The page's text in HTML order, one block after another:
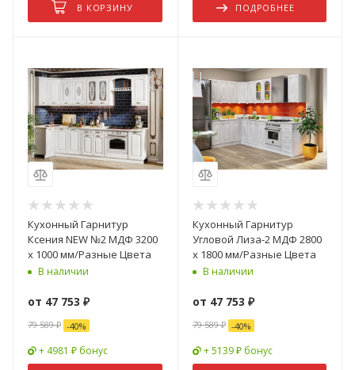
В КОРЗИНУ ПОДРОБНЕЕ
Кухонный Гарнитур
Ксения NEW №2 МДФ 3200
х 1000 мм/Разные Цвета
В наличии
от 47 753 ₽
79 589 ₽ -40%
+ 4981 ₽ бонус
Кухонный Гарнитур
Угловой Лиза-2 МДФ 2800
x 1800 мм/Разные Цвета
В наличии
от 47 753 ₽
79 589 ₽ -40%
+ 5139 ₽ бонус